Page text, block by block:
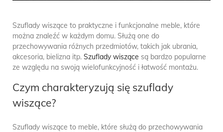
Szuflady wiszące to praktyczne i funkcjonalne meble, które
można znaleźć w każdym domu. Służą one do
przechowywania różnych przedmiotów, takich jak ubrania,
akcesoria, bielizna itp. Szuflady wiszące są bardzo popularne
ze względu na swoją wielofunkcyjność i łatwość montażu.
Czym charakteryzują się szuflady
wiszące?
Szuflady wiszące to meble, które służą do przechowywania